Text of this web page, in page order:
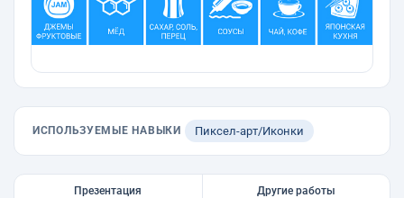
ИСПОЛЬЗУЕМЫЕ НАВЫКИ Пиксел-арт/Иконки
Презентация Другие работы